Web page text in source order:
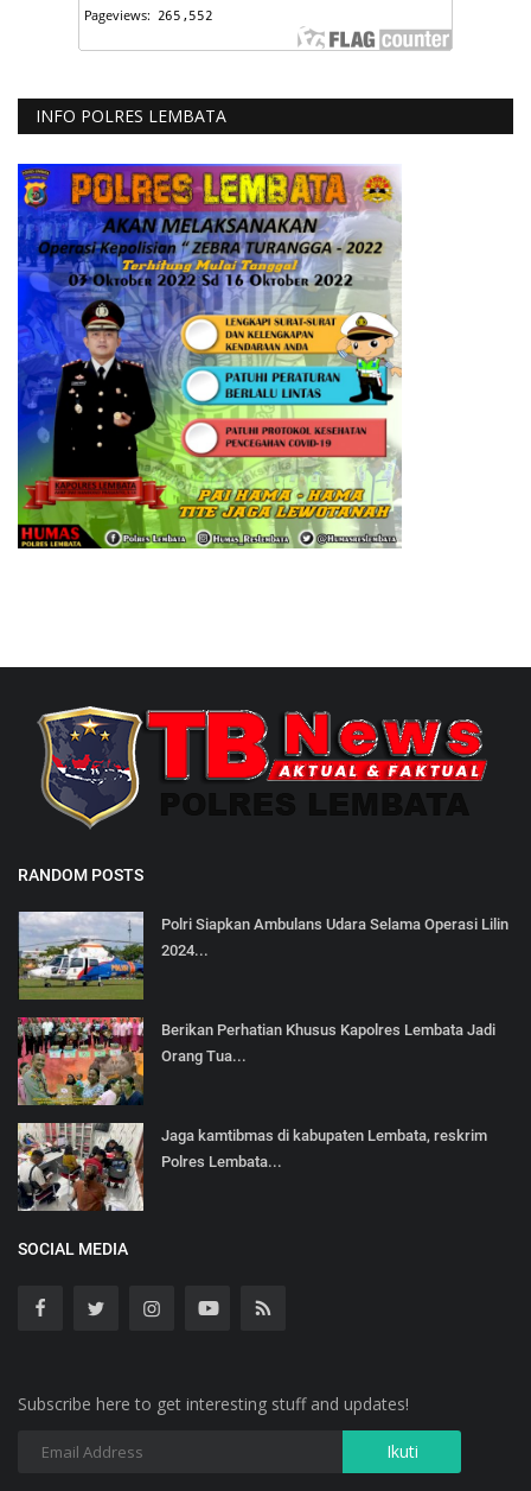
INFO POLRES LEMBATA
RANDOM POSTS
Polri Siapkan Ambulans Udara Selama Operasi Lilin
2024...
Berikan Perhatian Khusus Kapolres Lembata Jadi
Orang Tua...
Jaga kamtibmas di kabupaten Lembata, reskrim
Polres Lembata...
SOCIAL MEDIA
Subscribe here to get interesting stuff and updates!